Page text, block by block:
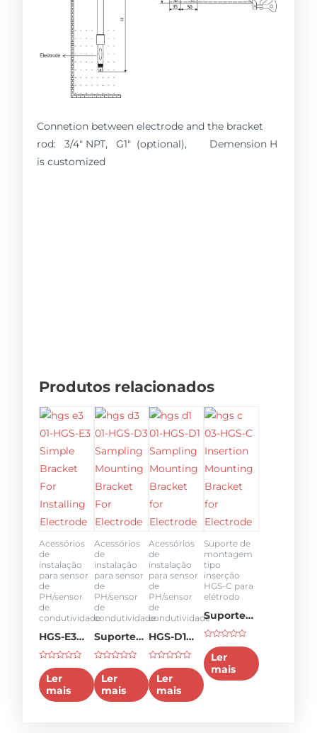
Connetion between electrode and the bracket
rod: 3/4″ NPT, G1″ (optional), Demension H
is customized
Produtos relacionados
Acessórios
de
instalação
para sensor
de
PH/sensor
de
condutividade
HGS-E3
Suporte
simples
para
Classificado
como
0
em
5
Ler
mais
Acessórios
de
instalação
para sensor
de
PH/sensor
de
condutividade
Suporte
de
montagem
de
Classificado
como
0
em
5
Ler
mais
Acessórios
de
instalação
para sensor
de
PH/sensor
de
condutividade
HGS-D1
Suporte
de
montagem
Classificado
como
0
em
5
Ler
mais
Suporte de
montagem
tipo
inserção
HGS-C para
elétrodo
Suporte
de
montagem
de
Classificado
como
0
em
5
Ler
mais